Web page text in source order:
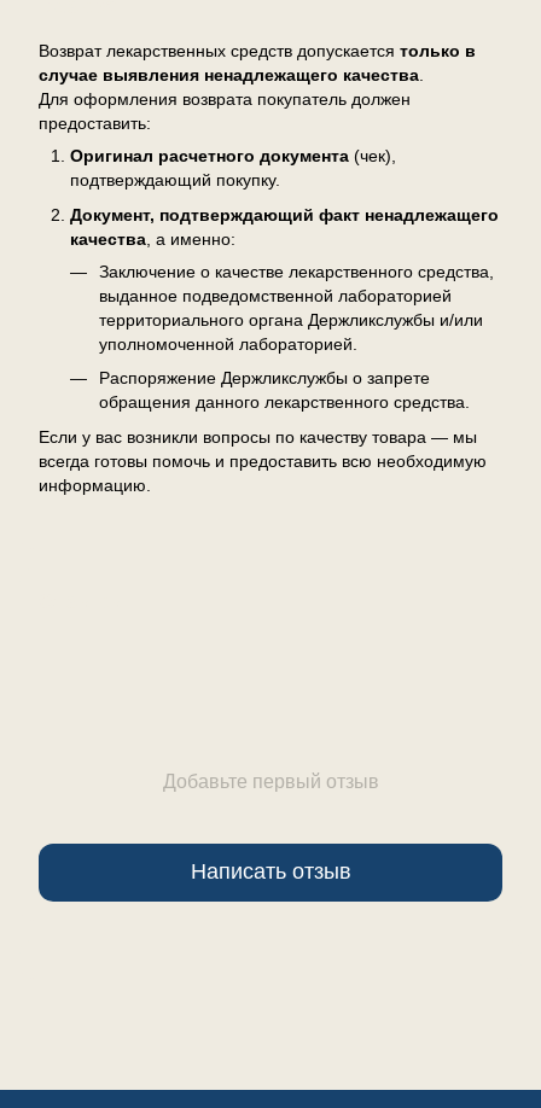
Возврат лекарственных средств допускается только в
случае выявления ненадлежащего качества.
Для оформления возврата покупатель должен
предоставить:
Оригинал расчетного документа (чек),
подтверждающий покупку.
Документ, подтверждающий факт ненадлежащего
качества , а именно:
Заключение о качестве лекарственного средства,
выданное подведомственной лабораторией
территориального органа Держликслужбы и/или
уполномоченной лабораторией.
Распоряжение Держликслужбы о запрете
обращения данного лекарственного средства.
Если у вас возникли вопросы по качеству товара — мы
всегда готовы помочь и предоставить всю необходимую
информацию.
Добавьте первый отзыв
Написать отзыв